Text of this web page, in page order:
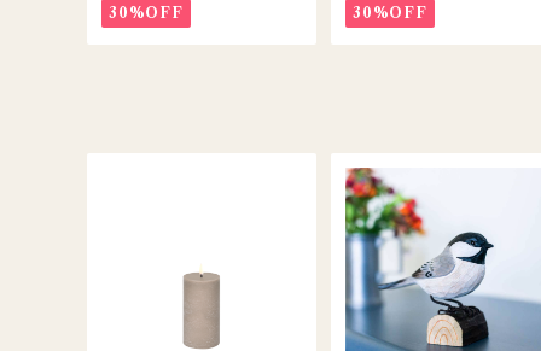
30%OFF 30%OFF